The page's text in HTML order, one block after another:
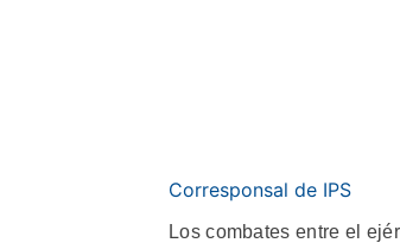
Corresponsal de IPS
Los combates entre el